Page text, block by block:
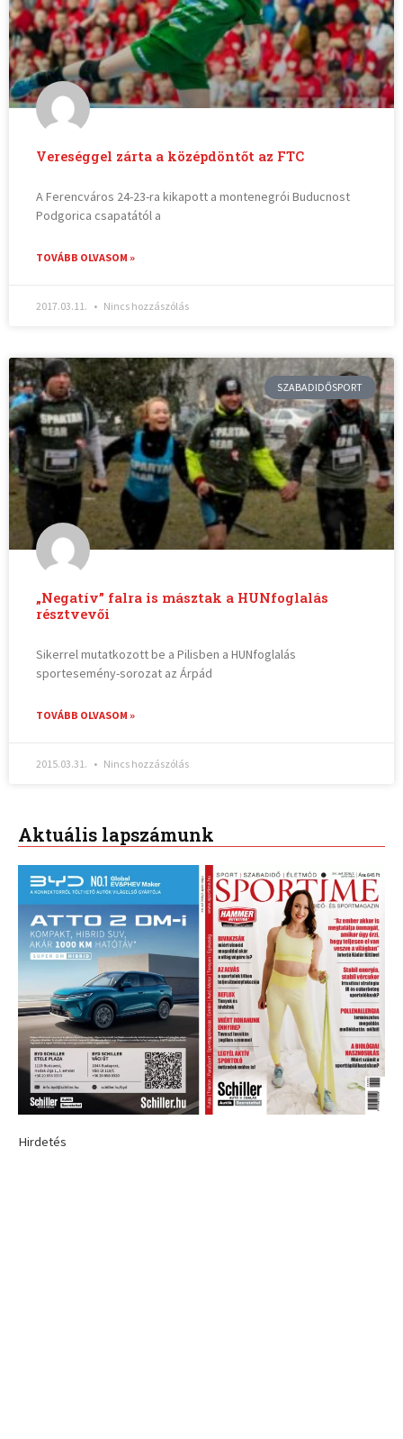
Vereséggel zárta a középdöntőt az FTC
A Ferencváros 24-23-ra kikapott a montenegrói Buducnost
Podgorica csapatától a
TOVÁBB OLVASOM »
2017.03.11. Nincs hozzászólás
SZABADIDŐSPORT
„Negatív” falra is másztak a HUNfoglalás
résztvevői
Sikerrel mutatkozott be a Pilisben a HUNfoglalás
sportesemény-sorozat az Árpád
TOVÁBB OLVASOM »
2015.03.31. Nincs hozzászólás
Aktuális lapszámunk
Hirdetés